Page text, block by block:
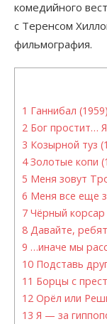
комедийного
с Теренсом
фильмография.
1 Ганнибал (1959)
2 Бог простит…
3 Козырной туз
4Золотые копи
5 Меня зовут
6 Меня все еще
7 Чёрный корсар
8 Давайте,
9 …иначе мы
10 Подставь
11 Борцы с
12 Орёл или
13 Я — за